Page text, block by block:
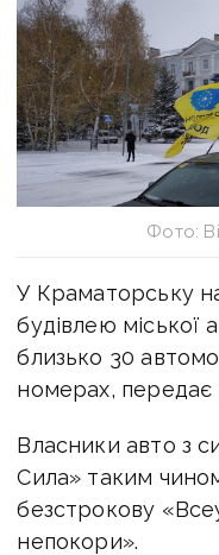
Фото:
У Краматорську
будівлею міської
близько 30
номерах, передає
Власники авто з
Сила» таким
безстрокову
непокори».